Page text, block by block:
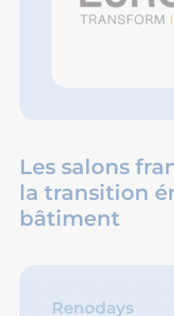
Les salons
la transition
bâtiment
Renodays